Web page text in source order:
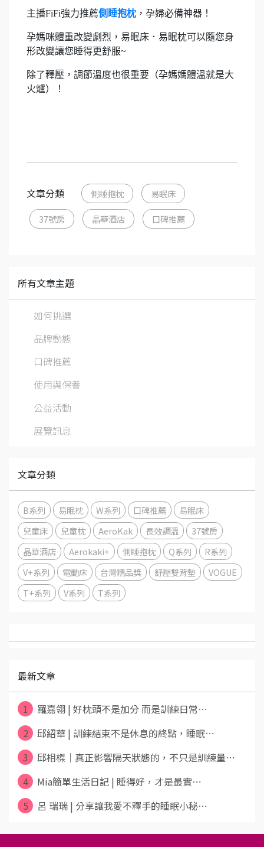
主播FiFi強力推薦側睡抱枕 ，孕婦必備神器！
孕媽咪體重改變劇烈，易眠床．易眠枕可以隨您身
形改變讓您睡得更舒服~
除了釋壓，調節溫度也很重要（孕媽媽體溫就是大
火爐）！
文章分類 側睡抱枕 易眠床
37號房 晶華酒店 口碑推薦
所有文章主題
如何挑選
品牌動態
口碑推薦
使用與保養
公益活動
展覽訊息
文章分類
B系列 易眠枕 W系列 口碑推薦
易眠床
兒童床
兒童枕 AeroKak 長效調溫
37號房
晶華酒店
Aerokaki+ 側睡抱枕 Q系列
R系列
V+系列
電動床 台灣精品獎 舒壓雙背墊
VOGUE
T+系列
V系列 T系列
最新文章
1
羅嘉翎 | 好枕頭不是加分 而是訓練日常⋯
2
邱紹華 | 訓練結束不是休息的終點，睡眠⋯
3
邱相榤｜真正影響隔天狀態的，不只是訓練量⋯
4
Mia簡單生活日記 | 睡得好，才是最實⋯
5
呂 瑞瑞 | 分享讓我愛不釋手的睡眠小秘⋯